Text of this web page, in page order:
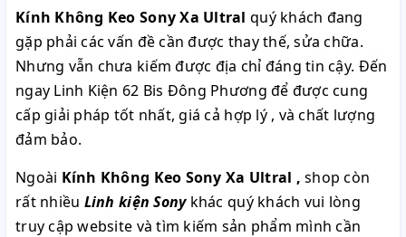
Kính Không Keo Sony Xa Ultral quý khách đang
gặp phải các vấn đề cần được thay thế, sửa chữa.
Nhưng vẫn chưa kiếm được địa chỉ đáng tin cậy. Đến
ngay Linh Kiện 62 Bis Đông Phương để được cung
cấp giải pháp tốt nhất, giá cả hợp lý , và chất lượng
đảm bảo.
Ngoài Kính Không Keo Sony Xa Ultral , shop còn
rất nhiều Linh kiện Sonykhác quý khách vui lòng
truy cập website và tìm kiếm sản phẩm mình cần